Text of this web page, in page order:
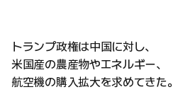
トランプ政権は中国に対し、
米国産の農産物やエネルギー、
航空機の購入拡大を求めてきた。